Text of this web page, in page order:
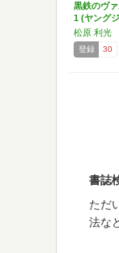
黒鉄のヴ
1 (ヤング
松原 利光
登録 30
書誌
ただ
法な